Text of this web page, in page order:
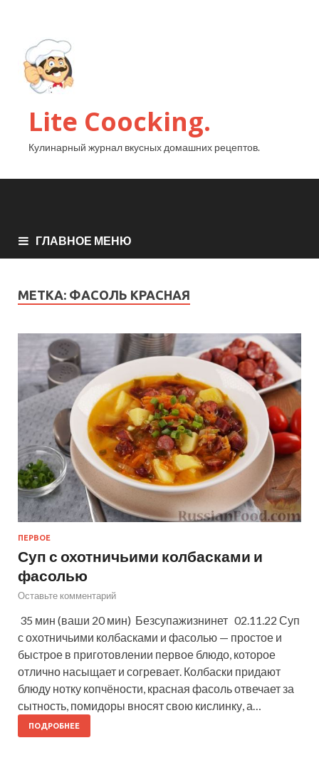
Lite Coocking.
Кулинарный журнал вкусных домашних рецептов.
ГЛАВНОЕ МЕНЮ
МЕТКА: ФАСОЛЬ КРАСНАЯ
ПЕРВОЕ
Суп с охотничьими колбасками и
фасолью
Оставьте комментарий
35 мин (ваши 20 мин) Безсупажизнинет 02.11.22 Суп
с охотничьими колбасками и фасолью — простое и
быстрое в приготовлении первое блюдо, которое
отлично насыщает и согревает. Колбаски придают
блюду нотку копчёности, красная фасоль отвечает за
сытность, помидоры вносят свою кислинку, а…
ПОДРОБНЕЕ